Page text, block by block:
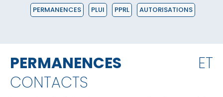
PERMANENCES PLUI PPRL AUTORISATIONS
PERMANENCES ET
CONTACTS